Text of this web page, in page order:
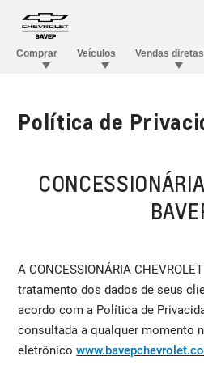
Política de
A CONCESSIONÁRIA
tratamento dos dados de seus
acordo com a Política de
consultada a qualquer momento
eletrônico